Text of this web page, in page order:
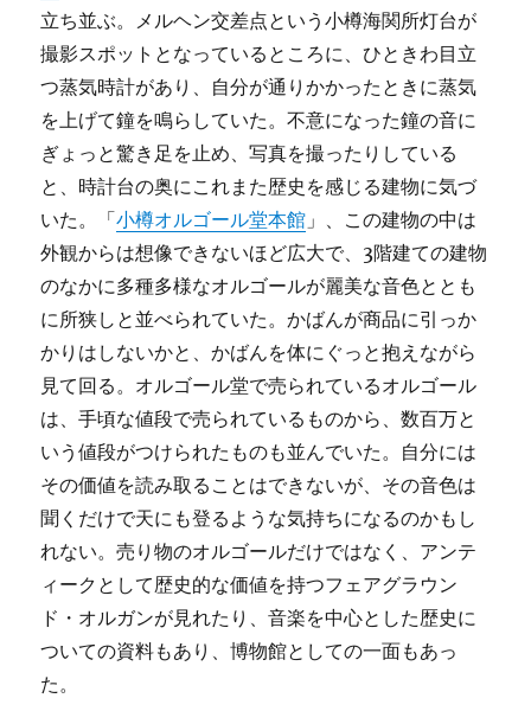
立ち並ぶ。メルヘン交差点という小樽海関所灯台が
撮影スポットとなっているところに、ひときわ目立
つ蒸気時計があり、自分が通りかかったときに蒸気
を上げて鐘を鳴らしていた。不意になった鐘の音に
ぎょっと驚き足を止め、写真を撮ったりしている
と、時計台の奥にこれまた歴史を感じる建物に気づ
いた。「小樽オルゴール堂本館 」、この建物の中は
外観からは想像できないほど広大で、3階建ての建物
のなかに多種多様なオルゴールが麗美な音色ととも
に所狭しと並べられていた。かばんが商品に引っか
かりはしないかと、かばんを体にぐっと抱えながら
見て回る。オルゴール堂で売られているオルゴール
は、手頃な値段で売られているものから、数百万と
いう値段がつけられたものも並んでいた。自分には
その価値を読み取ることはできないが、その音色は
聞くだけで天にも登るような気持ちになるのかもし
れない。売り物のオルゴールだけではなく、アンテ
ィークとして歴史的な価値を持つフェアグラウン
ド・オルガンが見れたり、音楽を中心とした歴史に
ついての資料もあり、博物館としての一面もあっ
た。